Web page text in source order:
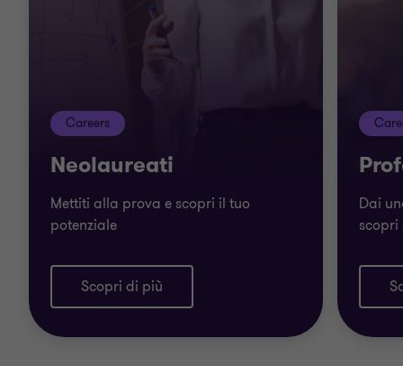
Careers
Neolaureati
Mettiti alla prova e scopri il tuo
potenziale
Scopri di più
Dai